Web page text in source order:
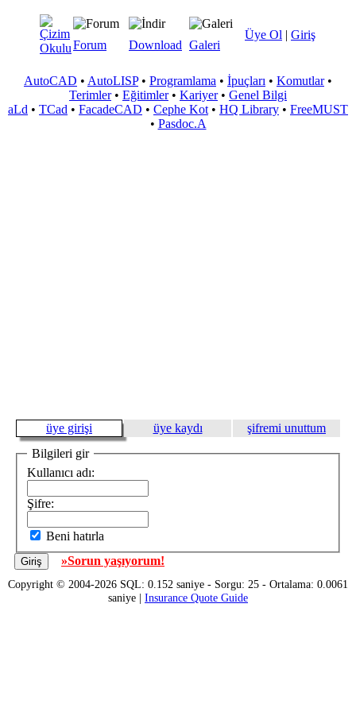
Üye Ol | Giriş
Forum Download Galeri
AutoCAD • AutoLISP• Programlama • İpuçları • Komutlar•
Terimler• Eğitimler• Kariyer• Genel Bilgi
aLd • TCad • FacadeCAD • Cephe Kot • HQ Library • FreeMUST
• Pasdoc.A
üye girişi üye kaydı
şifremi unuttum
Bilgileri gir
Kullanıcı adı:
Şifre:
Beni hatırla
»Sorun yaşıyorum!
Copyright © 2004-2026 SQL: 0.152 saniye - Sorgu: 25 - Ortalama: 0.0061
saniye | Insurance Quote Guide